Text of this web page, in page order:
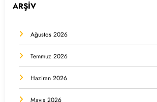
ARŞİV
Ağustos 2026
Temmuz 2026
Haziran 2026
Mayıs 2026